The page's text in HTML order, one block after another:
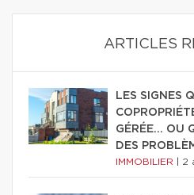
ARTICLES
LES SIGNES
GÉRÉE… OU
DES
IMMOBILIER 2